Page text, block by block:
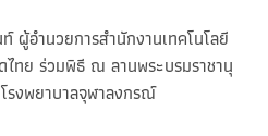
ผู้อำนวยการสำนักงานเทคโนโลยี
ทย ร่วมพิธี ณ ลานพระบรมราชานุ
รงพยาบาลจุฬาลงกรณ์